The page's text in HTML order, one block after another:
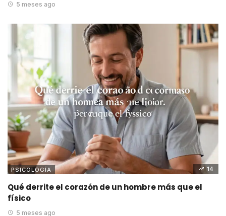
5 meses ago
PSICOLOGÍA 14
Qué derrite el corazón de un hombre más que el
físico
5 meses ago